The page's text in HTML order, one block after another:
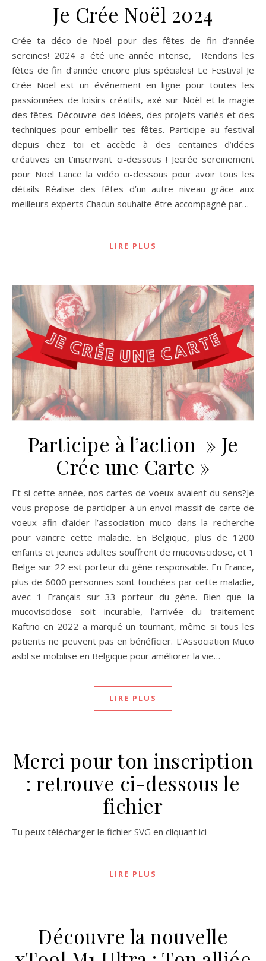
Je Crée Noël 2024
Crée ta déco de Noël pour des fêtes de fin d’année
sereines! 2024 a été une année intense, Rendons les
fêtes de fin d’année encore plus spéciales! Le Festival Je
Crée Noël est un événement en ligne pour toutes les
passionnées de loisirs créatifs, axé sur Noël et la magie
des fêtes. Découvre des idées, des projets variés et des
techniques pour embellir tes fêtes. Participe au festival
depuis chez toi et accède à des centaines d’idées
créatives en t’inscrivant ci-dessous ! Jecrée sereinement
pour Noël Lance la vidéo ci-dessous pour avoir tous les
détails Réalise des fêtes d’un autre niveau grâce aux
meilleurs experts Chacun souhaite être accompagné par…
LIRE PLUS
Participe à l’action » Je
Crée une Carte »
Et si cette année, nos cartes de voeux avaient du sens?Je
vous propose de participer à un envoi massif de carte de
voeux afin d’aider l’association muco dans la recherche
pour vaincre cette maladie. En Belgique, plus de 1200
enfants et jeunes adultes souffrent de mucoviscidose, et 1
Belge sur 22 est porteur du gène responsable. En France,
plus de 6000 personnes sont touchées par cette maladie,
avec 1 Français sur 33 porteur du gène. Bien que la
mucoviscidose soit incurable, l’arrivée du traitement
Kaftrio en 2022 a marqué un tournant, même si tous les
patients ne peuvent pas en bénéficier. L’Association Muco
asbl se mobilise en Belgique pour améliorer la vie…
LIRE PLUS
Merci pour ton inscription
: retrouve ci-dessous le
fichier
Tu peux télécharger le fichier SVG en cliquant ici
LIRE PLUS
Découvre la nouvelle